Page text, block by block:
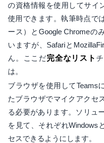
の資格情報を使用してサイ
使用できます。執筆時点で
ース）とGoogle Chromeの
いますが、Safariと
ん。ここだ完全なリスト
は。
ブラウザを使用してTeams
たブラウザでマイクアクセ
る必要があります。ソリュ
を見て、それぞれWindows
セスできるようにします。